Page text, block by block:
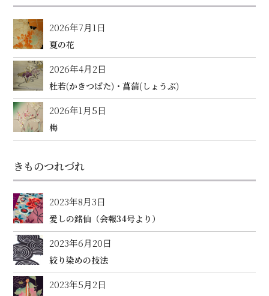
2026年7月1日
夏の花
2026年4月2日
杜若(かきつばた)・菖蒲(しょうぶ)
2026年1月5日
梅
きものつれづれ
2023年8月3日
愛しの銘仙（会報34号より）
2023年6月20日
絞り染めの技法
2023年5月2日